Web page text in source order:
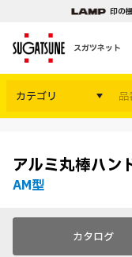
印の
スガツネット
カテゴリ
アルミ丸棒ハン
AM型
カタログ